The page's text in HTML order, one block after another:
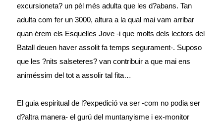
excursioneta? un pèl més adulta que les d?abans. Tan
adulta com fer un 3000, altura a la qual mai vam arribar
quan érem els Esquelles Jove -i que molts dels lectors del
Batall deuen haver assolit fa temps segurament-. Suposo
que les ?nits salseteres? van contribuir a que mai ens
animéssim del tot a assolir tal fita…
El guia espiritual de l?expedició va ser -com no podia ser
d?altra manera- el gurú del muntanyisme i ex-monitor